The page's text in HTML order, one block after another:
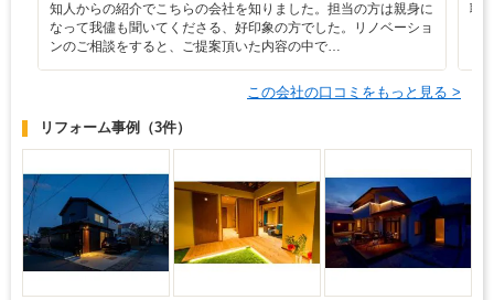
知人からの紹介でこちらの会社を知りました。担当の方は親身に
なって我儘も聞いてくださる、好印象の方でした。リノベーショ
ンのご相談をすると、ご提案頂いた内容の中で…
職
この会社の口コミをもっと見る >
リフォーム事例 （3件）